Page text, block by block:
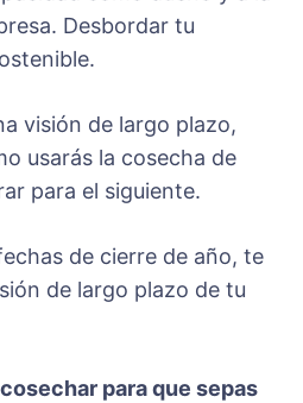
Desbordar tu
visión de largo plazo,
usarás la cosecha de
para el siguiente.
de cierre de año, te
de largo plazo de tu
para que sepas